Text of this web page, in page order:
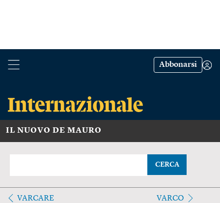
Abbonarsi
IL NUOVO DE MAURO
CERCA
VARCARE VARCO